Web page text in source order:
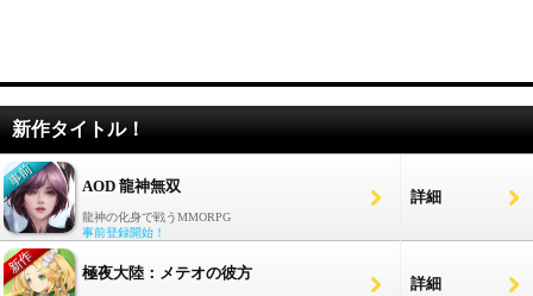
新作タイトル！
AOD 龍神無双
龍神の化身で戦うMMORPG
事前登録開始！
詳細
極夜大陸：メテオの彼方
詳細